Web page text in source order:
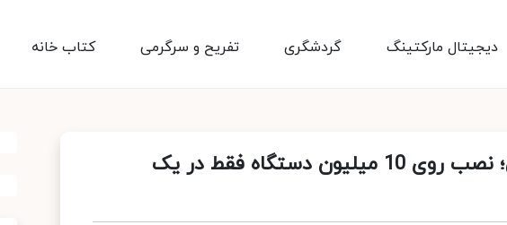
کتاب خانه تفریح و سرگرمی گردشگری دیجیتال مارکتینگ
استقبال چشمگیر از سیستم‌عامل هارمونی؛ نصب روی 10 میلیون دستگاه فقط در یک